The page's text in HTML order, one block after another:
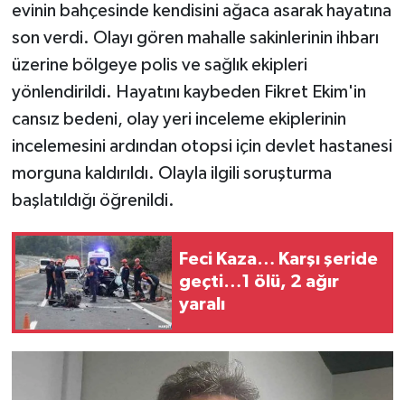
evinin bahçesinde kendisini ağaca asarak hayatına
son verdi. Olayı gören mahalle sakinlerinin ihbarı
üzerine bölgeye polis ve sağlık ekipleri
yönlendirildi. Hayatını kaybeden Fikret Ekim'in
cansız bedeni, olay yeri inceleme ekiplerinin
incelemesini ardından otopsi için devlet hastanesi
morguna kaldırıldı. Olayla ilgili soruşturma
başlatıldığı öğrenildi.
Feci Kaza… Karşı şeride
geçti…1 ölü, 2 ağır
yaralı